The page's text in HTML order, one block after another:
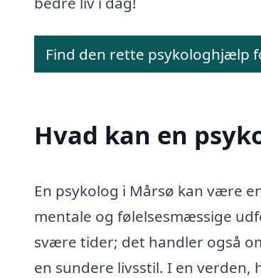
Find den rette psykologhjælp
Hvad kan en
En psykolog i Mårsø kan være
mentale og følelsesmæssige
svære tider; det handler også
en sundere livsstil. I en